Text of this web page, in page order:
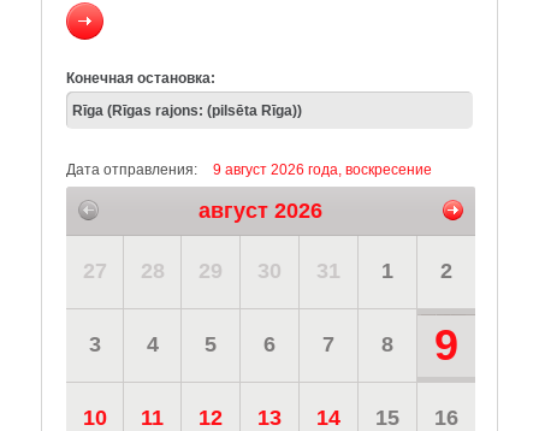
Конечная остановка:
Дата отправления: 9 август 2026 года, воскресение
август 2026
27 28 29 30 31 1 2
3 4 5 6 7 8 9
10 11 12 13 14 15 16